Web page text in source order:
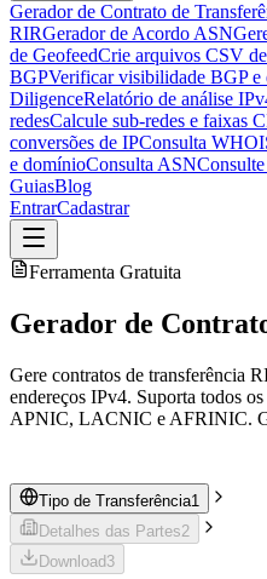
Gerador de Contrato de
RIRGerador de Acordo ASN
de GeofeedCrie arquivos CSV
BGPVerificar visibilidade BGP e
DiligenceRelatório de análise
redesCalcule sub-redes e faixas
conversões de IPConsulta
e domínioConsulta ASNConsulte
GuiasBlog
EntrarCadastrar
Ferramenta Gratuita
Gerador de
Gere contratos de transferência
endereços IPv4. Suporta todos
APNIC, LACNIC e AFRINIC.
Tipo de Transferência1
Detalhes das Partes2
Download 3